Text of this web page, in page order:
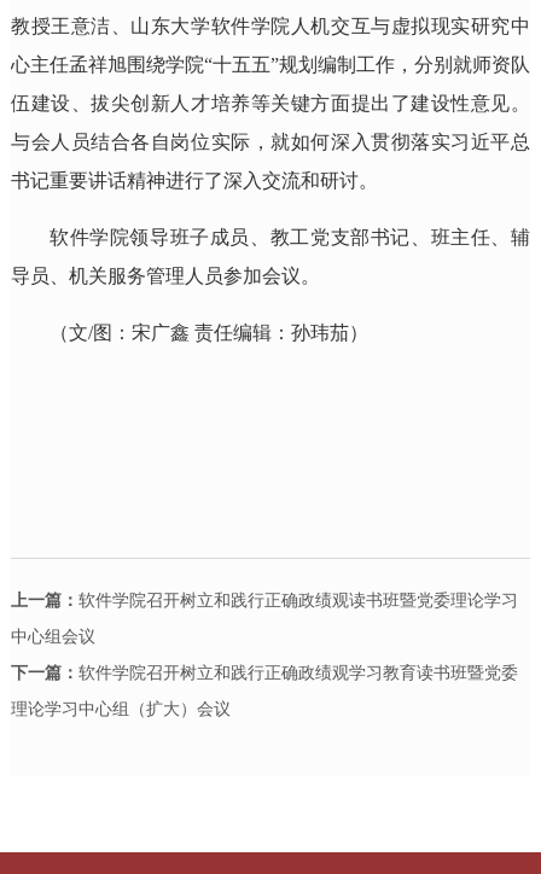
教授王意洁、山东大学软件学院人机交互与虚拟现实研究中
心主任孟祥旭围绕学院“十五五”规划编制工作，分别就师资队
伍建设、拔尖创新人才培养等关键方面提出了建设性意见。
与会人员结合各自岗位实际，就如何深入贯彻落实习近平总
书记重要讲话精神进行了深入交流和研讨。
软件学院领导班子成员、教工党支部书记、班主任、辅
导员、机关服务管理人员参加会议。
（文/图：宋广鑫 责任编辑：孙玮茄）
上一篇： 软件学院召开树立和践行正确政绩观读书班暨党委理论学习
中心组会议
下一篇： 软件学院召开树立和践行正确政绩观学习教育读书班暨党委
理论学习中心组（扩大）会议